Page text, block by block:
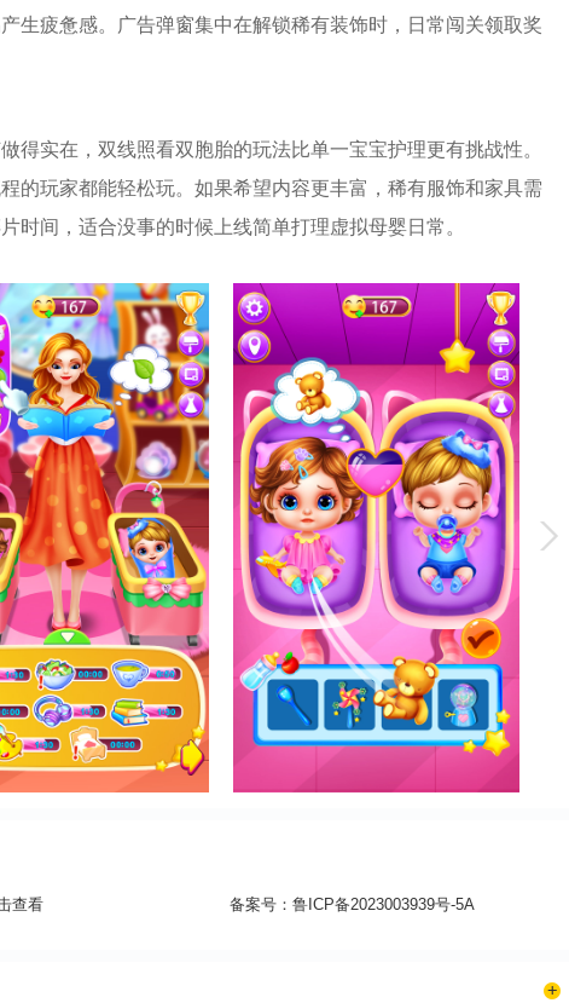
生疲惫感。广告弹窗集中在解锁稀有装饰时，日常闯关领取奖
得实在，双线照看双胞胎的玩法比单一宝宝护理更有挑战性。
的玩家都能轻松玩。如果希望内容更丰富，稀有服饰和家具需
时间，适合没事的时候上线简单打理虚拟母婴日常。
查看 备案号： 鲁ICP备2023003939号-5A